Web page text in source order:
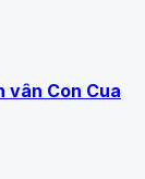
vân Con Cua